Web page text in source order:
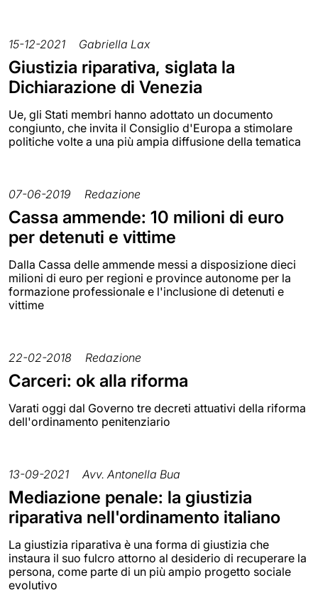
15-12-2021 Gabriella Lax
Giustizia riparativa, siglata la
Dichiarazione di Venezia
Ue, gli Stati membri hanno adottato un documento
congiunto, che invita il Consiglio d'Europa a stimolare
politiche volte a una più ampia diffusione della tematica
07-06-2019 Redazione
Cassa ammende: 10 milioni di euro
per detenuti e vittime
Dalla Cassa delle ammende messi a disposizione dieci
milioni di euro per regioni e province autonome per la
formazione professionale e l'inclusione di detenuti e
vittime
22-02-2018 Redazione
Carceri: ok alla riforma
Varati oggi dal Governo tre decreti attuativi della riforma
dell'ordinamento penitenziario
13-09-2021 Avv. Antonella Bua
Mediazione penale: la giustizia
riparativa nell'ordinamento italiano
La giustizia riparativa è una forma di giustizia che
instaura il suo fulcro attorno al desiderio di recuperare la
persona, come parte di un più ampio progetto sociale
evolutivo